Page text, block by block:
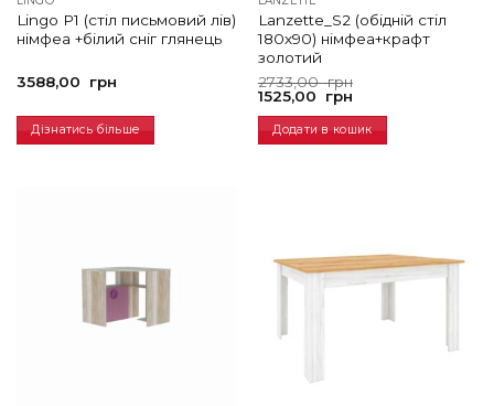
Lingo P1 (стіл письмовий лів)
німфеа +білий сніг глянець
3588,00 грн
Дізнатись більше
Lanzette_S2 (обідній стіл
180х90) німфеа+крафт
золотий
2733,00грн
Оригінальна
ціна:
2733,00
грн.
1525,00 грн
Поточна
ціна:
1525,00
грн.
Додати в кошик